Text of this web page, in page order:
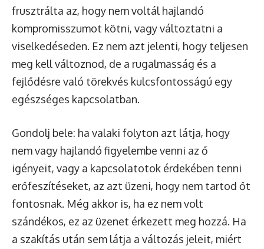
frusztrálta az, hogy nem voltál hajlandó
kompromisszumot kötni, vagy változtatni a
viselkedéseden. Ez nem azt jelenti, hogy teljesen
meg kell változnod, de a rugalmasság és a
fejlődésre való törekvés kulcsfontosságú egy
egészséges kapcsolatban.
Gondolj bele: ha valaki folyton azt látja, hogy
nem vagy hajlandó figyelembe venni az ő
igényeit, vagy a kapcsolatotok érdekében tenni
erőfeszítéseket, az azt üzeni, hogy nem tartod őt
fontosnak. Még akkor is, ha ez nem volt
szándékos, ez az üzenet érkezett meg hozzá. Ha
a szakítás után sem látja a változás jeleit, miért